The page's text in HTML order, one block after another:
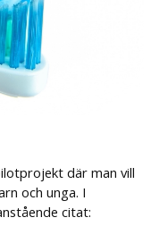
där man vill
och unga. I
citat: